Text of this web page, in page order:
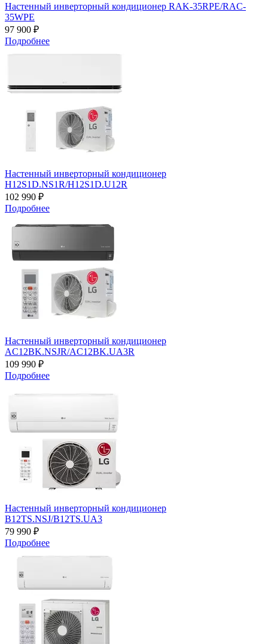
Настенный инверторный кондиционер RAK-35RPE/RAC-
35WPE
97 900 ₽
Подробнее
Настенный инверторный кондиционер
H12S1D.NS1R/H12S1D.U12R
102 990 ₽
Подробнее
Настенный инверторный кондиционер
AC12BK.NSJR/AC12BK.UA3R
109 990 ₽
Подробнее
Настенный инверторный кондиционер
B12TS.NSJ/B12TS.UA3
79 990 ₽
Подробнее